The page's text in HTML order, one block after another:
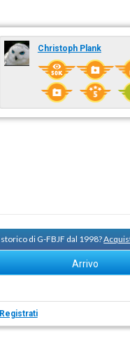
Christoph Plank
di G-FBJF dal 1998?
Arrivo